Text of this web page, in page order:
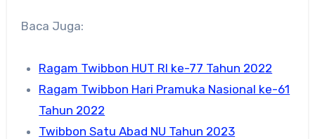
Baca Juga:
Ragam Twibbon HUT RI ke-77 Tahun 2022
Ragam Twibbon Hari Pramuka Nasional ke-61
Tahun 2022
Twibbon Satu Abad NU Tahun 2023